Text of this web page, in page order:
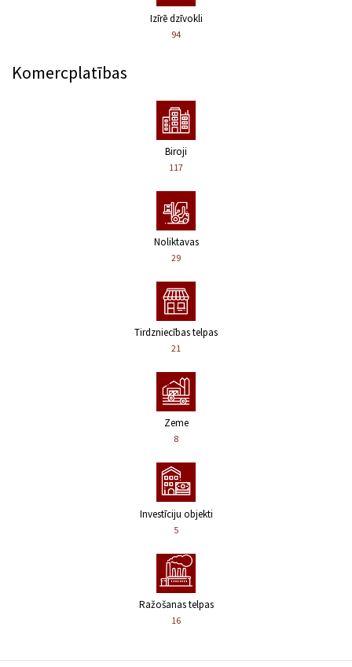
Izīrē dzīvokli
94
Komercplatības
Biroji
117
Noliktavas
29
Tirdzniecības telpas
21
Zeme
8
Investīciju objekti
5
Ražošanas telpas
16